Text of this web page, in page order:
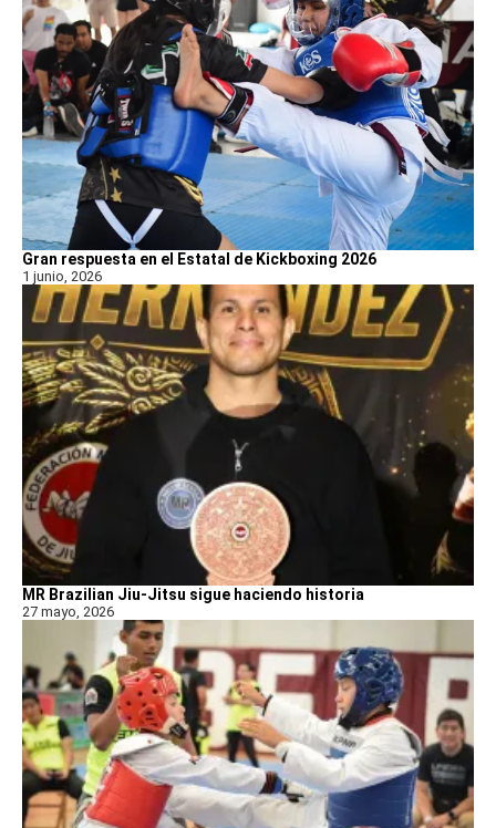
Gran respuesta en el Estatal de Kickboxing 2026
1 junio, 2026
MR Brazilian Jiu-Jitsu sigue haciendo historia
27 mayo, 2026